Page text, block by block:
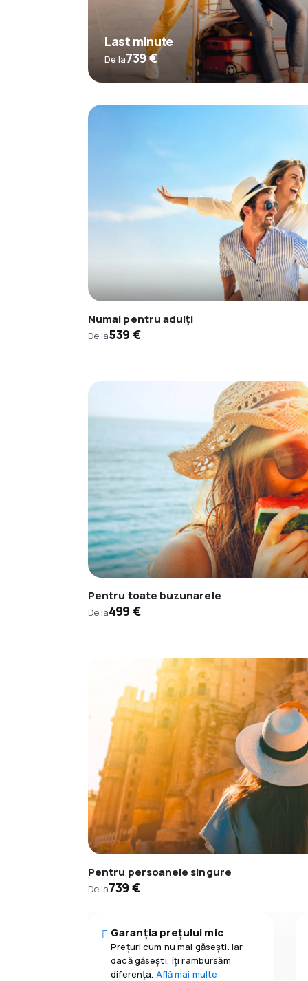
Last minute
De la739 €
Numai pentru adulți
De la539 €
Pentru toate buzunarele
De la499 €
Pentru persoanele singure
De la739 €
Garanția prețului mic
Prețuri cum nu mai găsești. Iar
dacă găseşti, îți rambursăm
diferența. Află mai multe